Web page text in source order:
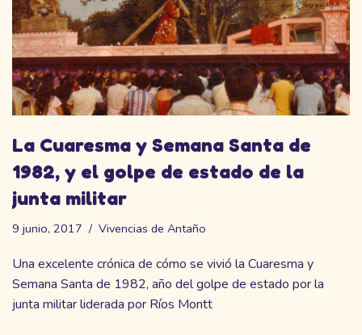
La Cuaresma y Semana Santa de
1982, y el golpe de estado de la
junta militar
9 junio, 2017 Vivencias de Antaño
Una excelente crónica de cómo se vivió la Cuaresma y
Semana Santa de 1982, año del golpe de estado por la
junta militar liderada por Ríos Montt